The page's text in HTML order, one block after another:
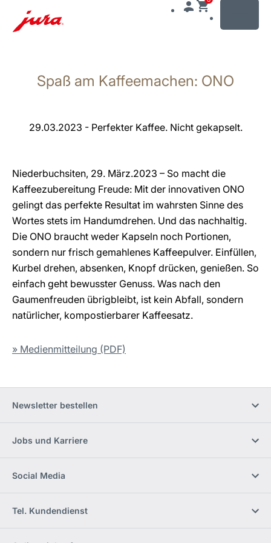
wechseln
wechseln
Spaß am Kaffeemachen: ONO
29.03.2023 - Perfekter Kaffee. Nicht gekapselt.
Niederbuchsiten, 29. März.2023 – So macht die
Kaffeezubereitung Freude: Mit der innovativen ONO
gelingt das perfekte Resultat im wahrsten Sinne des
Wortes stets im Handumdrehen. Und das nachhaltig.
Die ONO braucht weder Kapseln noch Portionen,
sondern nur frisch gemahlenes Kaffeepulver. Einfüllen,
Kurbel drehen, absenken, Knopf drücken, genießen. So
einfach geht bewusster Genuss. Was nach den
Gaumenfreuden übrigbleibt, ist kein Abfall, sondern
natürlicher, kompostierbarer Kaffeesatz.
» Medienmitteilung (PDF)
Newsletter bestellen
Jobs und Karriere
Social Media
Tel. Kundendienst